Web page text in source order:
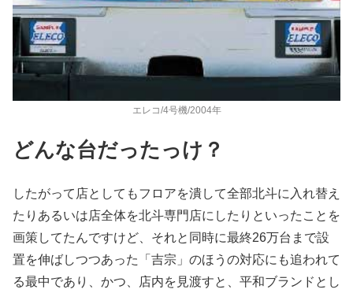
エレコ/4号機/2004年
どんな台だったっけ？
したがって店としてもフロアを潰して全部北斗に入れ替え
たりあるいは店全体を北斗専門店にしたりといったことを
画策してたんですけど、それと同時に最終26万台まで設
置を伸ばしつつあった「吉宗」のほうの対応にも追われて
る最中であり、かつ、店内を見渡すと、平和ブランドとし